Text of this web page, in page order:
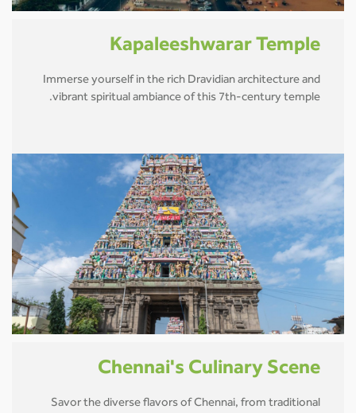
Kapaleeshwarar Temple
Immerse yourself in the rich Dravidian architecture and
vibrant spiritual ambiance of this 7th-century temple.
Chennai's Culinary Scene
Savor the diverse flavors of Chennai, from traditional